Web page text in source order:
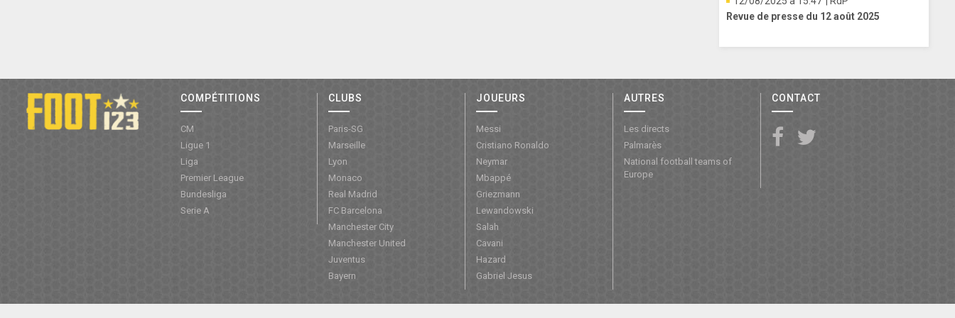
Revue de presse du 12 août 2025
COMPÉTITIONS
CM
Ligue 1
Liga
Premier League
Bundesliga
Serie A
CLUBS
Paris-SG
Marseille
Lyon
Monaco
Real Madrid
FC Barcelona
Manchester City
Manchester United
Juventus
Bayern
JOUEURS
Messi
Cristiano Ronaldo
Neymar
Mbappé
Griezmann
Lewandowski
Salah
Cavani
Hazard
Gabriel Jesus
AUTRES
Les directs
Palmarès
National football teams of
Europe
CONTACT